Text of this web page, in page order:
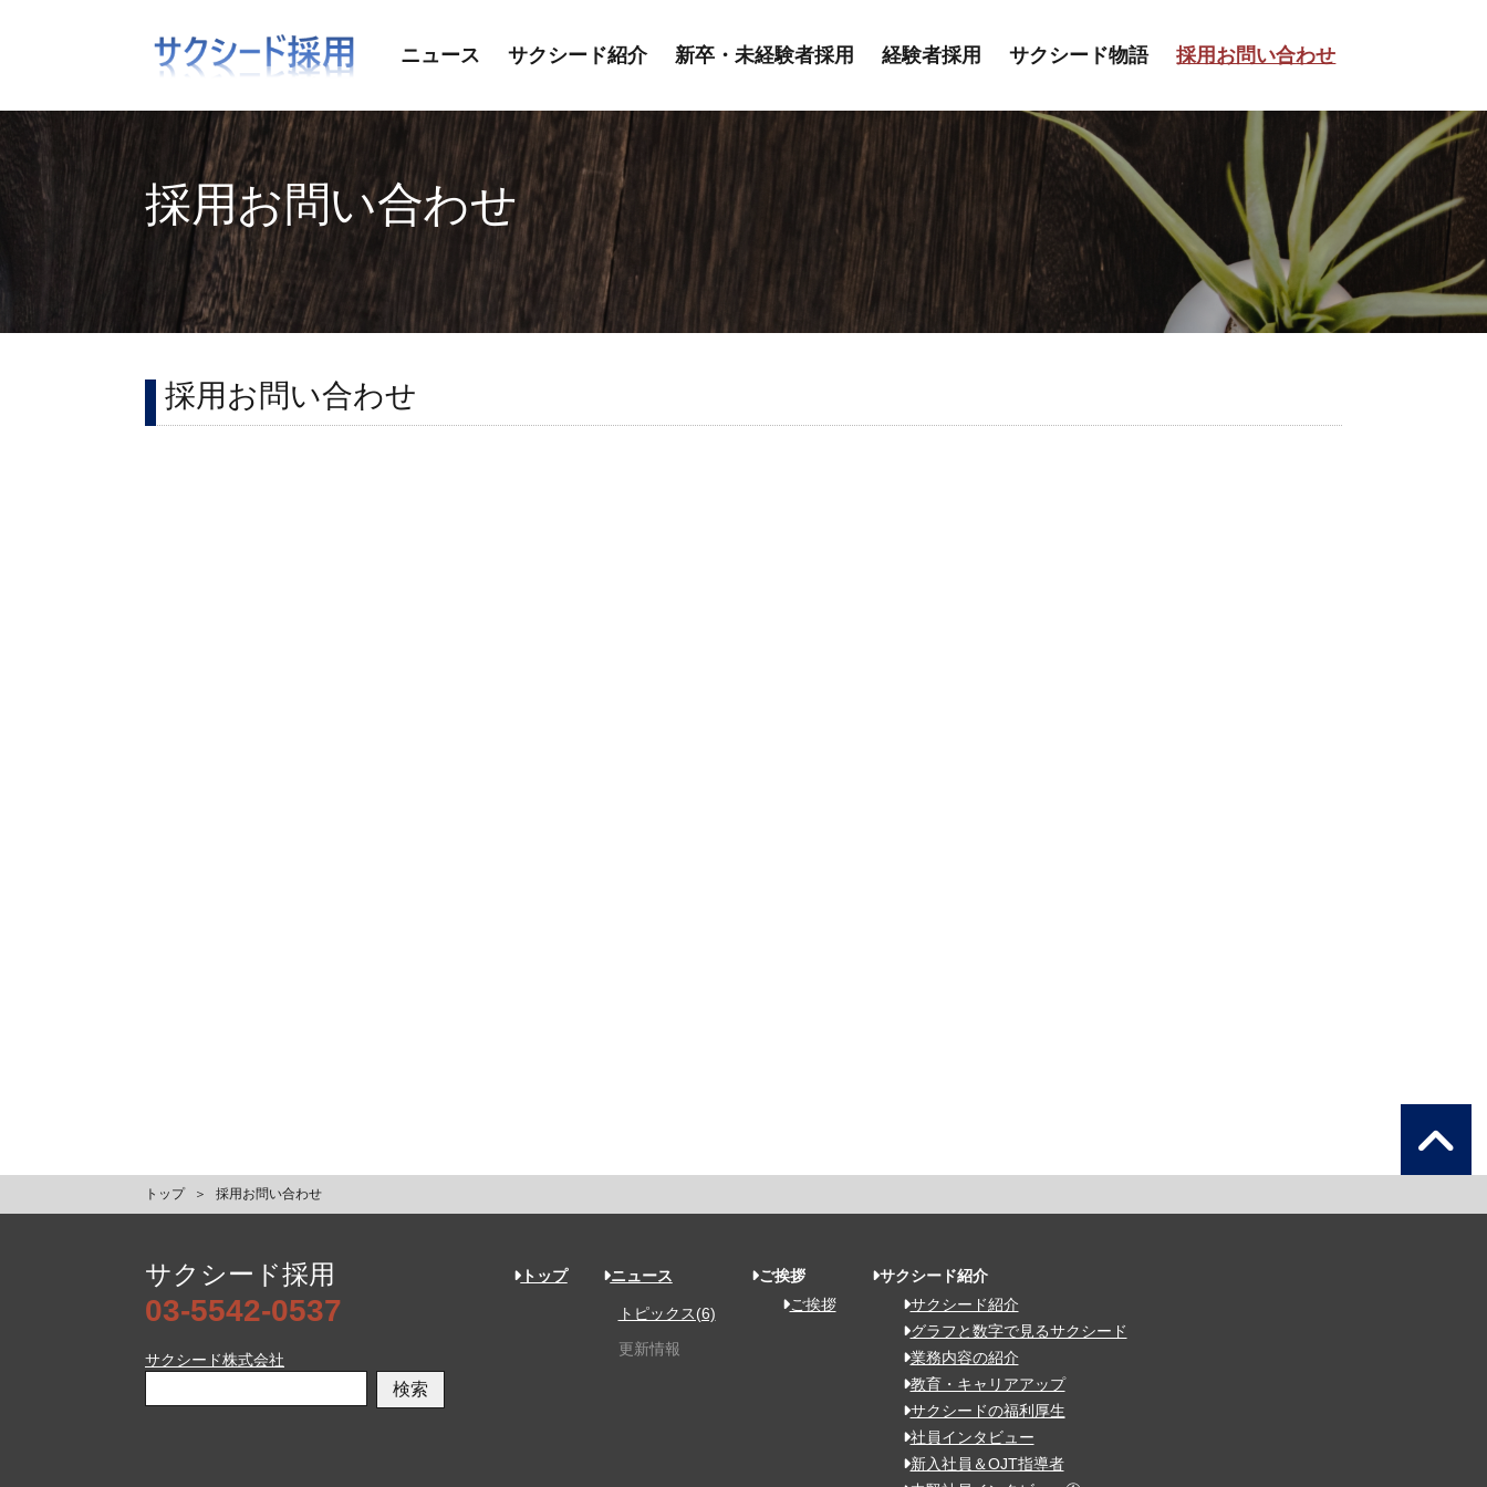
ニュース サクシード紹介 新卒・未経験者採用 経験者採用 サクシード物語 採用お問い合わせ
採用お問い合わせ
採用お問い合わせ
トップ 採用お問い合わせ
サクシード採用
03-5542-0537
サクシード株式会社
検索
トップ ニュース
トピックス(6)
更新情報
ご挨拶
ご挨拶
サクシード紹介
サクシード紹介
グラフと数字で見るサクシード
業務内容の紹介
教育・キャリアアップ
サクシードの福利厚生
社員インタビュー
新入社員＆OJT指導者